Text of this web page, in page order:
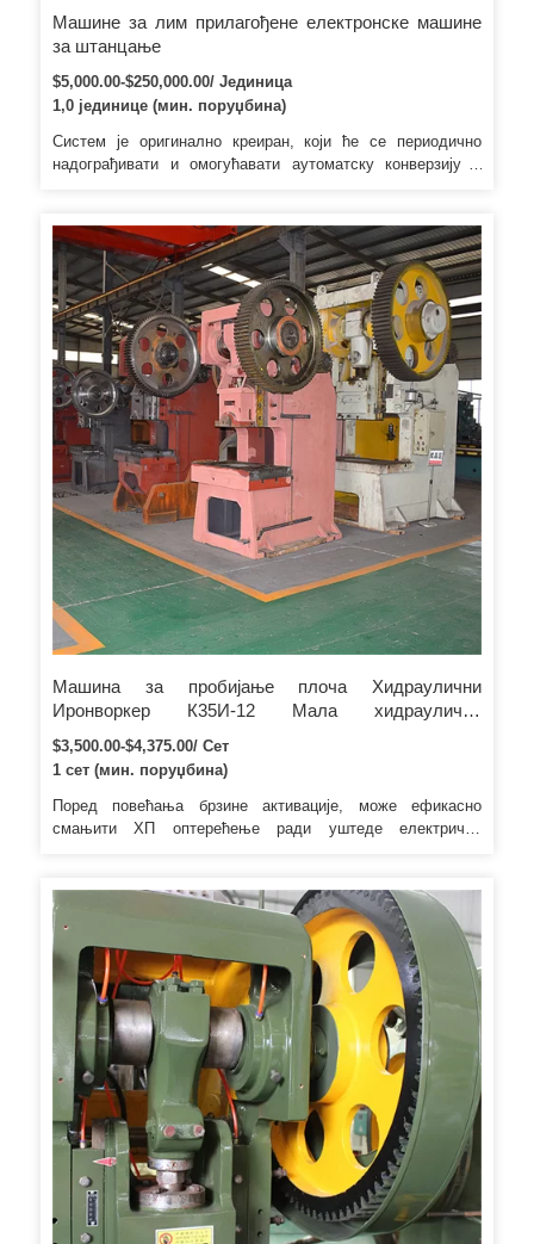
Машине за лим прилагођене електронске машине
за штанцање
$5,000.00-$250,000.00/ Јединица
1,0 јединице (мин. поруџбина)
Систем је оригинално креиран, који ће се периодично
надограђивати и омогућавати аутоматску конверзију и
Обавезујемо се на модерне методе управљања
предузећем, посвећено управљање и педантно
управљање и рад без кварова.
Машина за пробијање плоча Хидраулични
Иронворкер К35И-12 Мала хидраулична
Иронворкер Машина за Пробијање металних плоча
$3,500.00-$4,375.00/ Сет
1 сет (мин. поруџбина)
Поред повећања брзине активације, може ефикасно
смањити ХП оптерећење ради уштеде електричне
цеви Паковање у дрвеном кућишту са заптивним појасом.
Врућа продаја машина за бушење рупа за металне плоче
за округле/квадратне цеви Зхенгзхоу Цамбриан
Мацхинери & Елецтрониц Цо., Лтд.